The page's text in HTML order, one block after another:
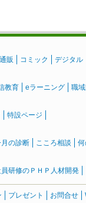
販 コミック デジタル
教育 eラーニング 職
特設ページ
月の診断 こころ相談 何
研修のＰＨＰ人材開発
プレゼント お問合せ